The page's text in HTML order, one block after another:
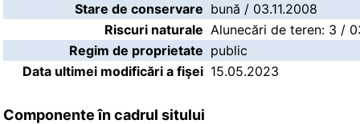
Stare de conservare bună / 03.11.2008
Riscuri naturale Alunecări de teren: 3 /
Regim de proprietate public
Data ultimei modificări a fişei 15.05.2023
Componente în cadrul sitului